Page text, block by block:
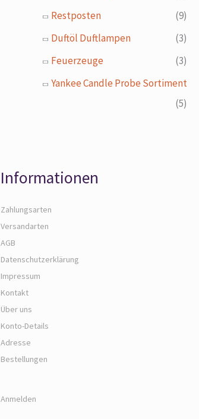
Restposten
(9)
Duftöl Duftlampen
(3)
Feuerzeuge
(3)
Yankee Candle Probe Sortiment
(5)
Informationen
Zahlungsarten
Versandarten
AGB
Datenschutzerklärung
Impressum
Kontakt
Über uns
Konto-Details
Adresse
Bestellungen
Anmelden